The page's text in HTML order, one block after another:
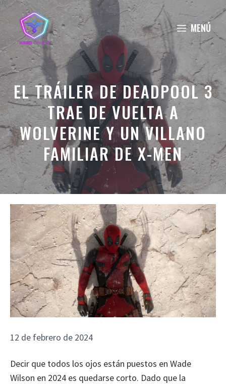
Saltar
al
contenido
MENÚ
EL TRÁILER DE DEADPOOL 3
TRAE DE VUELTA A
WOLVERINE Y UN VILLANO
FAMILIAR DE X-MEN
12 de febrero de 2024
Decir que todos los ojos están puestos en Wade
Wilson en 2024 es quedarse corto. Dado que la